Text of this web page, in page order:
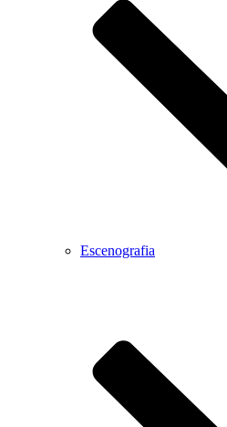
Escenografia